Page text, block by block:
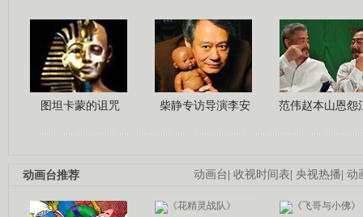
图坦卡蒙的诅咒 柴静专访导演李安 范伟赵本山恩怨
动画台| 收视时间表| 央视热播| 动
动画台推荐